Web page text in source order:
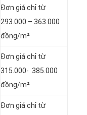
Đơn giá chỉ từ
293.000 – 363.000
đồng/m²
Đơn giá chỉ từ
315.000- 385.000
đồng/m²
Đơn giá chỉ từ